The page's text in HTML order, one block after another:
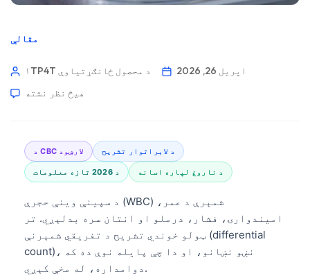
مقالې
۱TP4T د محصول ځانګړتیاوې
اپریل 26, 2026
هیڅ نظر نشته
د CBC لارښود د لابراتوار تشریح
د 2026 تازه معلومات د ناروغ لپاره اسانه
د سپینې وینې حجرې (WBC) شمېرې د عمر،
امیندوارۍ، فشار، درملو او انتان سره بدلېږي. تر
ټولو خوندي تشریح د تفریقي شمېرنې (differential
count)، نښو نښانو، او دا چې پایله نوې ده که
دوامداره، له مخې کېږي.